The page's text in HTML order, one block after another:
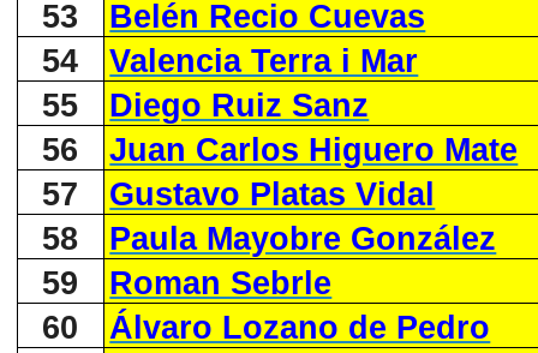
53
Belén Recio Cuevas
54
Valencia Terra i Mar
55
Diego Ruiz Sanz
56
Juan Carlos Higuero Mate
57
Gustavo Platas Vidal
58
Paula Mayobre González
59
Roman Sebrle
60
Álvaro Lozano de Pedro